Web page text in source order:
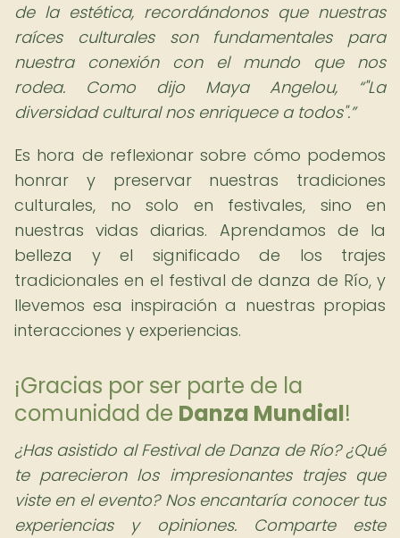
de la estética, recordándonos que nuestras
raíces culturales son fundamentales para
nuestra conexión con el mundo que nos
rodea. Como dijo Maya Angelou,
"La
diversidad cultural nos enriquece a todos".
Es hora de reflexionar sobre cómo podemos
honrar y preservar nuestras tradiciones
culturales, no solo en festivales, sino en
nuestras vidas diarias. Aprendamos de la
belleza y el significado de los trajes
tradicionales en el festival de danza de Río, y
llevemos esa inspiración a nuestras propias
interacciones y experiencias.
¡Gracias por ser parte de la
comunidad de Danza Mundial!
¿Has asistido al Festival de Danza de Río? ¿Qué
te parecieron los impresionantes trajes que
viste en el evento? Nos encantaría conocer tus
experiencias y opiniones. Comparte este